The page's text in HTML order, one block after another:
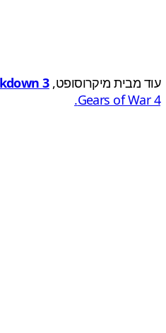
עוד מבית מיקרוסופט,3
Gears of War 4.